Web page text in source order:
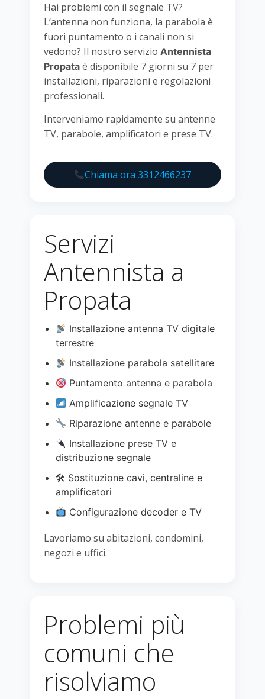
Hai problemi con il segnale TV?
L’antenna non funziona, la parabola è
fuori puntamento o i canali non si
vedono? Il nostro servizio Antennista
Propata è disponibile 7 giorni su 7 per
installazioni, riparazioni e regolazioni
professionali.
Interveniamo rapidamente su antenne
TV, parabole, amplificatori e prese TV.
Chiama ora 3312466237
Servizi
Antennista a
Propata
Installazione antenna TV digitale
terrestre
Installazione parabola satellitare
Puntamento antenna e parabola
Amplificazione segnale TV
Riparazione antenne e parabole
Installazione prese TV e
distribuzione segnale
🛠 Sostituzione cavi, centraline e
amplificatori
Configurazione decoder e TV
Lavoriamo su abitazioni, condomini,
negozi e uffici.
Problemi più
comuni che
risolviamo